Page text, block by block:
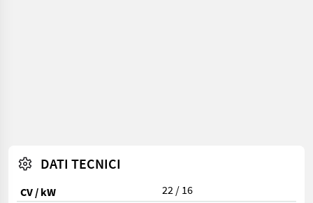
DATI TECNICI
CV / kW
22 / 16